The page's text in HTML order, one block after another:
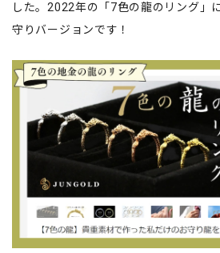
した。2022年の「7色の龍のリング」
守りバージョンです！